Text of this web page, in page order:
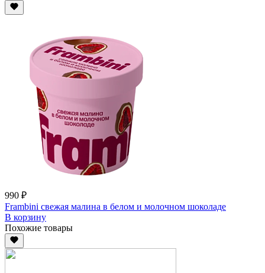
990 ₽
Frambini свежая малина в белом и молочном шоколаде
В корзину
Похожие товары